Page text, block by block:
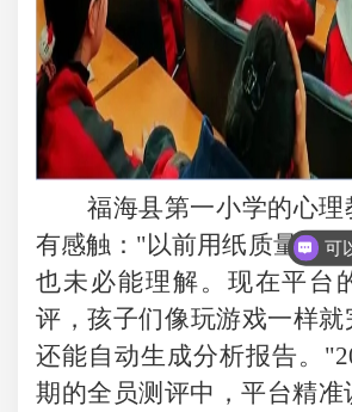
福海县第一小学的心
有感触："以前用纸质量表，
也未必能理解。现在平台
评，孩子们像玩游戏一样
还能自动生成分析报告。
期的全员测评中，平台精准